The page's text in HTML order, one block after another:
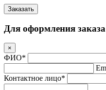
Заказать
Для оформления
×
ФИО*
Контактное лицо*